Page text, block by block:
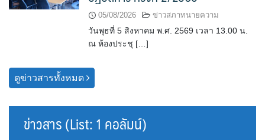
05/08/2026 ข่าวสภาทนายความ
วันพุธที่ 5 สิงหาคม พ.ศ. 2569 เวลา 13.00 น.
ณ ห้องประชุ […]
ดูข่าวสารทั้งหมด
ข่าวสาร (List: 1 คอลัมน์)